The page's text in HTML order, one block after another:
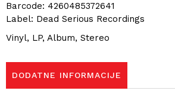
Barcode: 4260485372641
Label: Dead Serious Recordings
Vinyl, LP, Album, Stereo
DODATNE INFORMACIJE